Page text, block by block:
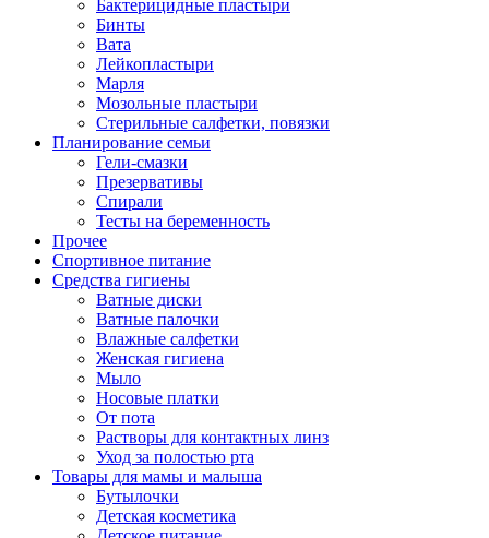
Бактерицидные пластыри
Бинты
Вата
Лейкопластыри
Марля
Мозольные пластыри
Стерильные салфетки, повязки
Планирование семьи
Гели-смазки
Презервативы
Спирали
Тесты на беременность
Прочее
Спортивное питание
Средства гигиены
Ватные диски
Ватные палочки
Влажные салфетки
Женская гигиена
Мыло
Носовые платки
От пота
Растворы для контактных линз
Уход за полостью рта
Товары для мамы и малыша
Бутылочки
Детская косметика